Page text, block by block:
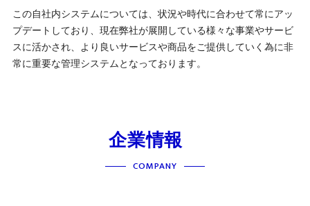
この自社内システムについては、状況や時代に合わせて常にアッ
プデートしており、現在弊社が展開している様々な事業やサービ
スに活かされ、より良いサービスや商品をご提供していく為に非
常に重要な管理システムとなっております。
企業情報
COMPANY